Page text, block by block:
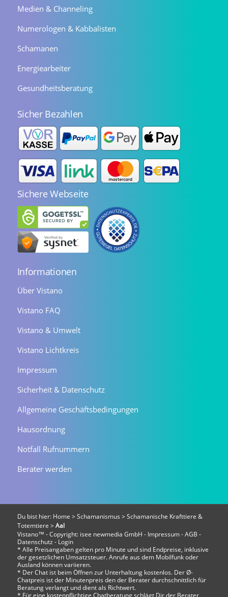
Medien & Channeling
Numerologen & Kabbalisten
Schamanen
Energiearbeiter
Gesundheitsberatung
Sicher Bezahlen
Sichere Webseite
Informationen
Über Vistano
Vistano FAQ
Vistano & Umwelt
Vistano Lichtkreis
Impressum
Sicherheit & Datenschutz
Allgemeine Geschäftsbedingungen
Hausordnung
Notfall Rufnummern
Berater werden
Du bist hier: Home > Schamanismus > Schamanische Krafttiere &
Totemtiere > Aal
Vistano™ - Copyright: isee newmedia GmbH - Impressum-AGB -
Datenschutz - Login
* Alle Preisangaben gelten pro Minute und sind Endpreise, inklusive
der gesetzlichen Umsatzsteuer. Anrufe aus dem Mobilfunk oder
Ausland können variieren.
* Der Chat ist beim Öffnen zur Unterhaltung kostenlos. Der Ø-
Chatpreis ist der Minutenpreis den der Berater durchschnittlich für
Beratung verlangt und dient als Richtwert.
* Für eine kostenpflichtige Chatberatung schlägt Dir der Berater